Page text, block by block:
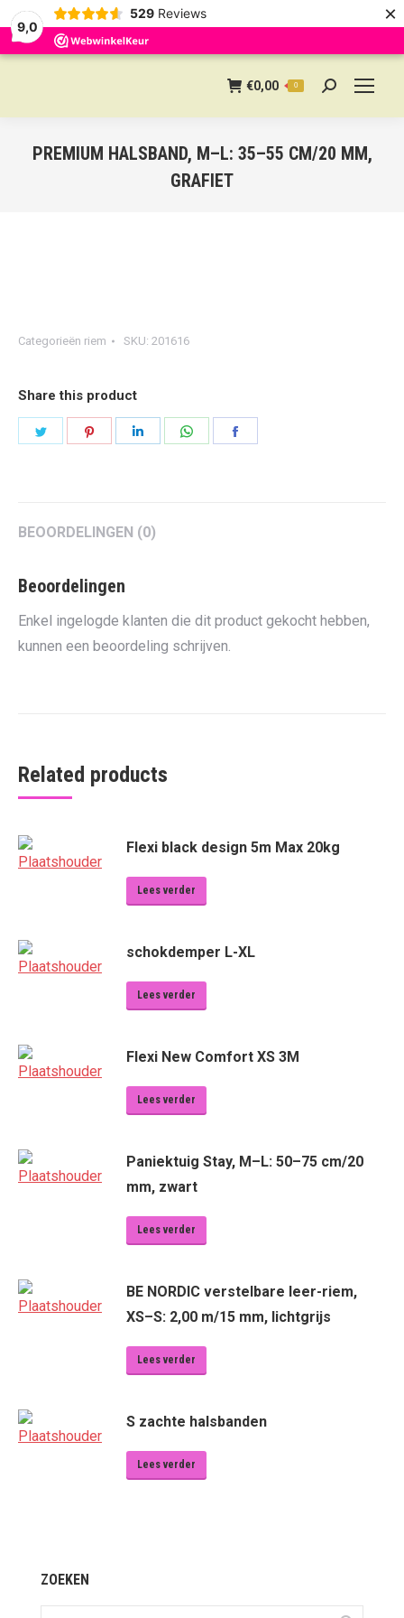
9,0
529 Reviews ×
€0,00 0 Search:
PREMIUM HALSBAND, M–L: 35–55 CM/20 MM,
GRAFIET
Categorieën riem SKU: 201616
Share this product
BEOORDELINGEN (0)
Beoordelingen
Enkel ingelogde klanten die dit product gekocht hebben,
kunnen een beoordeling schrijven.
Related products
Flexi black design 5m Max 20kg
Lees verder
schokdemper L-XL
Lees verder
Flexi New Comfort XS 3M
Lees verder
Paniektuig Stay, M–L: 50–75 cm/20
mm, zwart
Lees verder
BE NORDIC verstelbare leer-riem,
XS–S: 2,00 m/15 mm, lichtgrijs
Lees verder
S zachte halsbanden
Lees verder
ZOEKEN